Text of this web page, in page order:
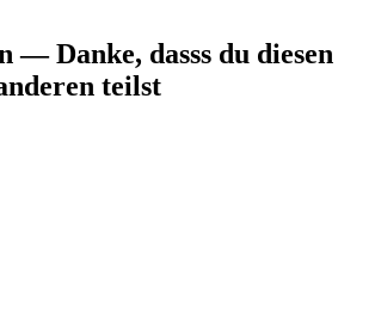
—Danke, dasss du diesen
teilst